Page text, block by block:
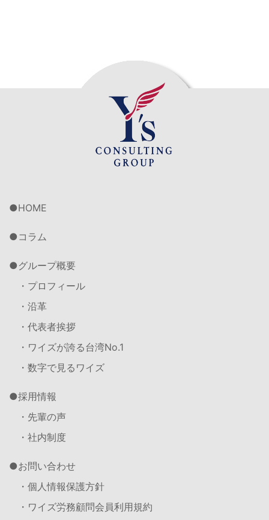
HOME
コラム
グループ概要
・プロフィール
・沿革
・代表者挨拶
・ワイズが誇る台湾No.1
・数字で見るワイズ
採用情報
・先輩の声
・社内制度
お問い合わせ
・個人情報保護方針
・ワイズ労務顧問会員利用規約